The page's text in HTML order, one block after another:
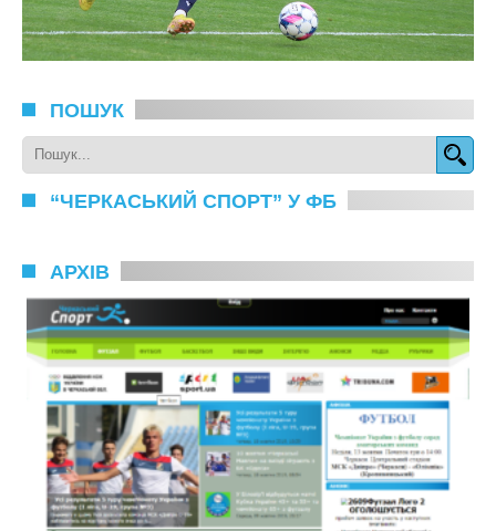
ПОШУК
“ЧЕРКАСЬКИЙ СПОРТ” У ФБ
АРХІВ